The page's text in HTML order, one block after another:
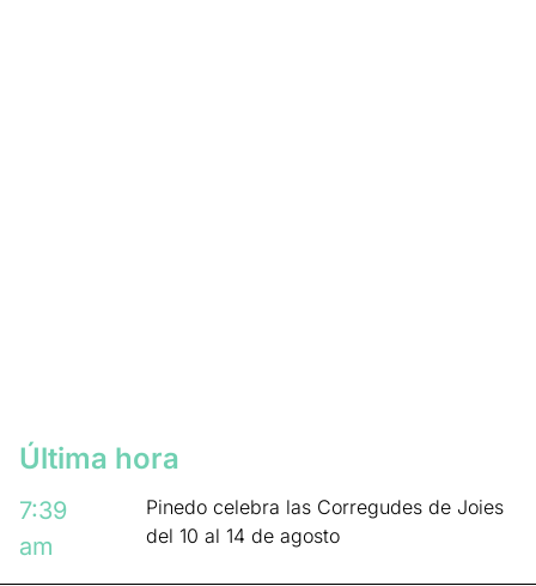
Última hora
7:39
am
Pinedo celebra las Corregudes de Joies
del 10 al 14 de agosto